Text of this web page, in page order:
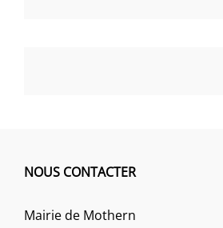
NOUS CONTACTER
Mairie de Mothern